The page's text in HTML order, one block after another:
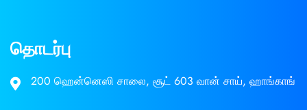
தொடர்பு
200 ஹென்னெஸி சாலை, சூட் 603 வான் சாய், ஹாங்காங்